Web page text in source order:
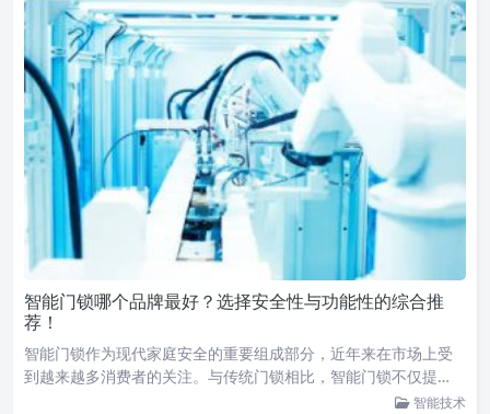
智能门锁哪个品牌最好？选择安全性与功能性的综合推
荐！
智能门锁作为现代家庭安全的重要组成部分，近年来在市场上受
到越来越多消费者的关注。与传统门锁相比，智能门锁不仅提…
智能技术